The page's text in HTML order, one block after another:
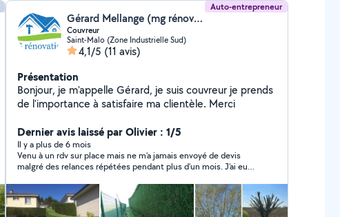
Auto-entrepreneur
Gérard Mellange (mg rénovation)
Couvreur
Saint-Malo (Zone Industrielle Sud)
4,1/5 (11 avis)
Présentation
Bonjour, je m'appelle Gérard, je suis couvreur je prends
de l'importance à satisfaire ma clientèle. Merci
Dernier avis laissé par Olivier : 1/5
Il y a plus de 6 mois
Venu à un rdv sur place mais ne m’a jamais envoyé de devis
malgré des relances répétées pendant plus d’un mois. J’ai eu
n’arrivera jamais…. Pas sérieux du tout. Ne perdez votre temps
avec ce pseudos artisan qui n’en a que le nom mais pas le
talent.. À éviter absolument s